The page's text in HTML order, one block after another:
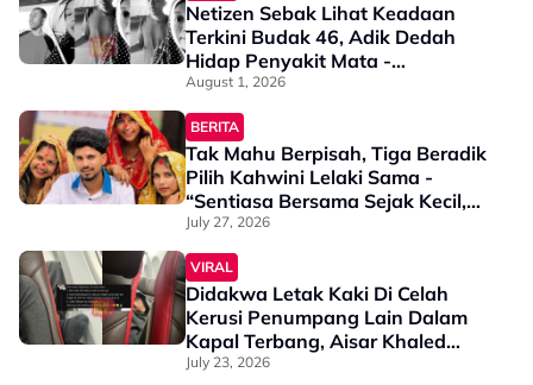
Netizen Sebak Lihat Keadaan
Terkini Budak 46, Adik Dedah
Hidap Penyakit Mata -
“Penglihatan Dia Memang Slowly
Makin Tak Nampak…”
August 1, 2026
BERITA
Tak Mahu Berpisah, Tiga Beradik
Pilih Kahwini Lelaki Sama -
“Sentiasa Bersama Sejak Kecil,
Tak Dapat Bayangkan Hidup
Berjauhan”
July 27, 2026
VIRAL
Didakwa Letak Kaki Di Celah
Kerusi Penumpang Lain Dalam
Kapal Terbang, Aisar Khaled
Mohon Maaf - “Saya Memang
July 23, 2026